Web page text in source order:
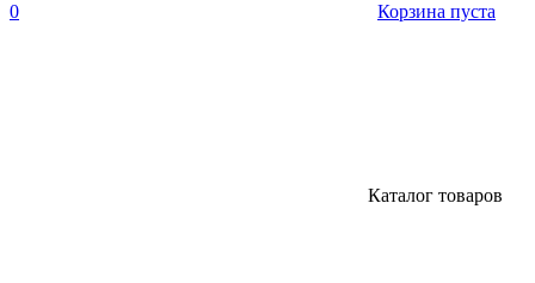
0 Корзина пуста
Каталог товаров